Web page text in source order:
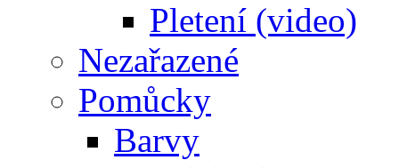
Pletení (video)
Nezařazené
Pomůcky
Barvy